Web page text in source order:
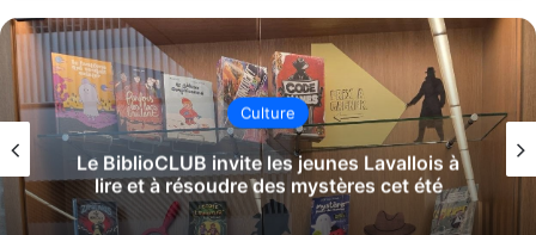
au Wilfrid Pasta Bar.
On apprend que l’édition 2026 sera placée sous le thème
de l’émotion et de l’hommage, à l’occasion du 75e
anniversaire de naissance du hockeyeur Guy Lafleur.
Plus de 80 participants, dont les 11 organisateurs de
Culture
BiblioCLUB invite les jeunes Lavallois à
lire et à résoudre des mystères cet été